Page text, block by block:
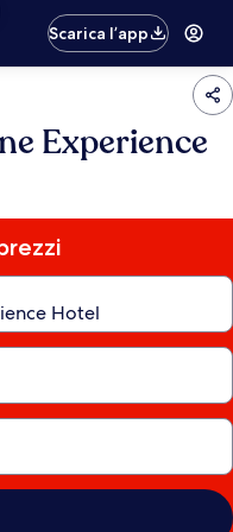
Scarica l’app
Experience